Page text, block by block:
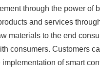
through the power of
and services
materials to the end
consumers. Customers
of smart